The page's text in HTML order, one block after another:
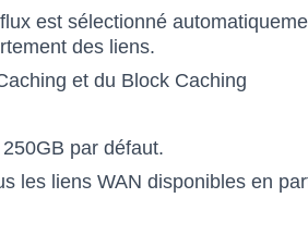
est sélectionné
des liens.
et du Block Caching
par défaut.
les liens WAN disponibles en